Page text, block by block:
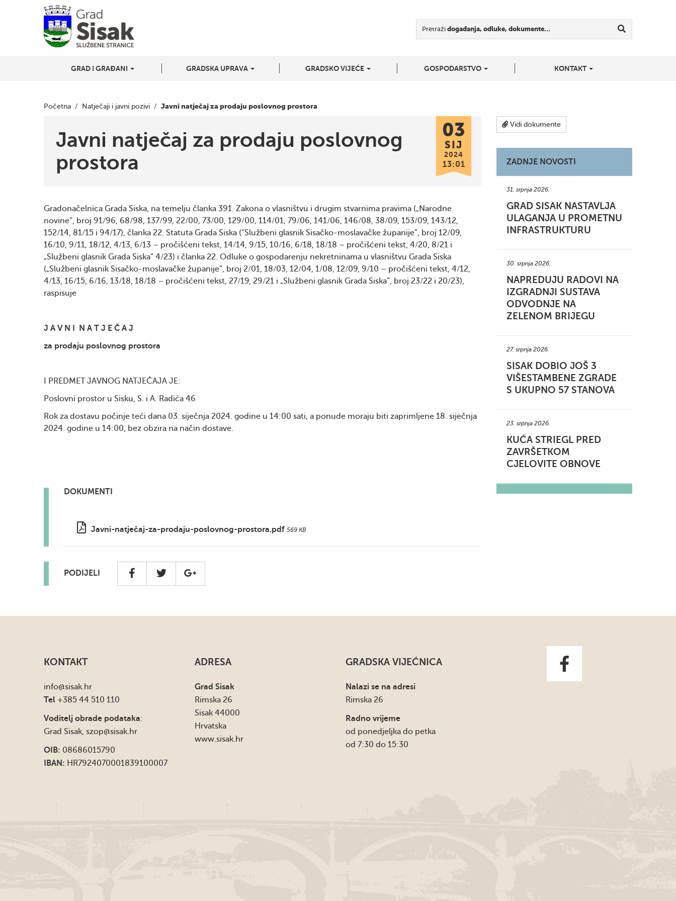
Pretraži događanja, odluke, dokumente…
GRAD I GRAĐANI GRADSKA UPRAVA GRADSKO VIJEĆE GOSPODARSTVO KONTAKT
Početna / Natječaji i javni pozivi / Javni natječaj za prodaju poslovnog prostora
Javni natječaj za prodaju poslovnog
prostora
03
SIJ
2024
13:01
Gradonačelnica Grada Siska, na temelju članka 391. Zakona o vlasništvu i drugim stvarnima pravima („Narodne
novine“, broj 91/96, 68/98, 137/99, 22/00, 73/00, 129/00, 114/01, 79/06, 141/06, 146/08, 38/09, 153/09, 143/12,
152/14, 81/15 i 94/17), članka 22. Statuta Grada Siska (“Službeni glasnik Sisačko-moslavačke županije”, broj 12/09,
16/10, 9/11, 18/12, 4/13, 6/13 – pročišćeni tekst, 14/14, 9/15, 10/16, 6/18, 18/18 – pročišćeni tekst, 4/20, 8/21 i
„Službeni glasnik Grada Siska“ 4/23) i članka 22. Odluke o gospodarenju nekretninama u vlasništvu Grada Siska
(„Službeni glasnik Sisačko-moslavačke županije“, broj 2/01, 18/03, 12/04, 1/08, 12/09, 9/10 – pročišćeni tekst, 4/12,
4/13, 16/15, 6/16, 13/18, 18/18 – pročišćeni tekst, 27/19, 29/21 i „Službeni glasnik Grada Siska“, broj 23/22 i 20/23),
raspisuje
J A V N I N A T J E Č A J
za prodaju poslovnog prostora
I PREDMET JAVNOG NATJEČAJA JE:
Poslovni prostor u Sisku, S. i A. Radića 46
Rok za dostavu počinje teći dana 03. siječnja 2024. godine u 14:00 sati, a ponude moraju biti zaprimljene 18. siječnja
2024. godine u 14:00, bez obzira na način dostave.
DOKUMENTI
Javni-natječaj-za-prodaju-poslovnog-prostora.pdf 569 KB
PODIJELI
Vidi dokumente
ZADNJE NOVOSTI
31. srpnja 2026.
GRAD SISAK NASTAVLJA
ULAGANJA U PROMETNU
INFRASTRUKTURU
30. srpnja 2026.
NAPREDUJU RADOVI NA
IZGRADNJI SUSTAVA
ODVODNJE NA
ZELENOM BRIJEGU
27. srpnja 2026.
SISAK DOBIO JOŠ 3
VIŠESTAMBENE ZGRADE
S UKUPNO 57 STANOVA
23. srpnja 2026.
KUĆA STRIEGL PRED
ZAVRŠETKOM
CJELOVITE OBNOVE
KONTAKT
info@sisak.hr
Tel +385 44 510 110
Voditelj obrade podataka:
Grad Sisak, szop@sisak.hr
OIB: 08686015790
IBAN: HR7924070001839100007
ADRESA
Grad Sisak
Rimska 26
Sisak 44000
Hrvatska
www.sisak.hr
GRADSKA VIJEĆNICA
Nalazi se na adresi
Rimska 26
Radno vrijeme
od ponedjeljka do petka
od 7:30 do 15:30